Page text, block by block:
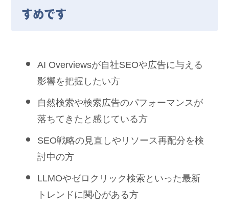
すめです
AI Overviewsが自社SEOや広告に与える
影響を把握したい方
自然検索や検索広告のパフォーマンスが
落ちてきたと感じている方
SEO戦略の見直しやリソース再配分を検
討中の方
LLMOやゼロクリック検索といった最新
トレンドに関心がある方